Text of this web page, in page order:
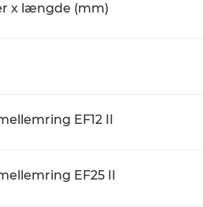
x længde (mm)
EF12 II
EF25 II